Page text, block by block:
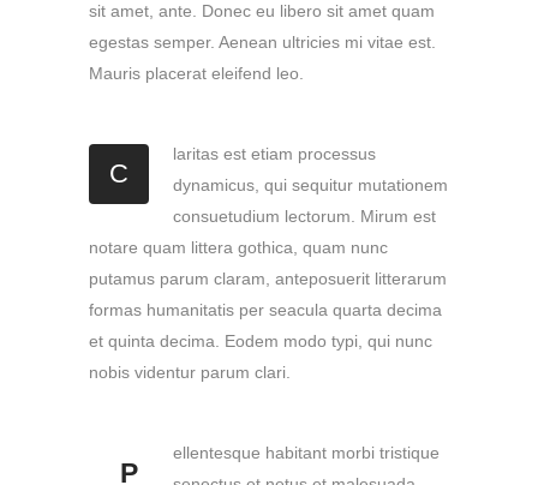
sit amet, ante. Donec eu libero sit amet quam
egestas semper. Aenean ultricies mi vitae est.
Mauris placerat eleifend leo.
C
laritas est etiam processus
dynamicus, qui sequitur mutationem
consuetudium lectorum. Mirum est
notare quam littera gothica, quam nunc
putamus parum claram, anteposuerit litterarum
formas humanitatis per seacula quarta decima
et quinta decima. Eodem modo typi, qui nunc
nobis videntur parum clari.
P
ellentesque habitant morbi tristique